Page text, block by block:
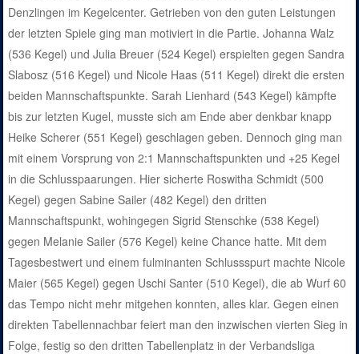
Denzlingen im Kegelcenter. Getrieben von den guten Leistungen
der letzten Spiele ging man motiviert in die Partie. Johanna Walz
(536 Kegel) und Julia Breuer (524 Kegel) erspielten gegen Sandra
Slabosz (516 Kegel) und Nicole Haas (511 Kegel) direkt die ersten
beiden Mannschaftspunkte. Sarah Lienhard (543 Kegel) kämpfte
bis zur letzten Kugel, musste sich am Ende aber denkbar knapp
Heike Scherer (551 Kegel) geschlagen geben. Dennoch ging man
mit einem Vorsprung von 2:1 Mannschaftspunkten und +25 Kegel
in die Schlusspaarungen. Hier sicherte Roswitha Schmidt (500
Kegel) gegen Sabine Sailer (482 Kegel) den dritten
Mannschaftspunkt, wohingegen Sigrid Stenschke (538 Kegel)
gegen Melanie Sailer (576 Kegel) keine Chance hatte. Mit dem
Tagesbestwert und einem fulminanten Schlussspurt machte Nicole
Maier (565 Kegel) gegen Uschi Santer (510 Kegel), die ab Wurf 60
das Tempo nicht mehr mitgehen konnten, alles klar. Gegen einen
direkten Tabellennachbar feiert man den inzwischen vierten Sieg in
Folge, festig so den dritten Tabellenplatz in der Verbandsliga